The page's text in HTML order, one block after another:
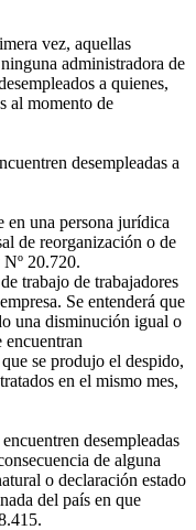
vez, aquellas
administradora de
a quienes,
al momento de
desempleadas a
en una persona jurídica
de reorganización o de
20.720.
trabajo de trabajadores
Se entenderá que
una disminución igual o
encuentran
se produjo el despido,
en el mismo mes,
desempleadas
de alguna
o declaración estado
del país en que